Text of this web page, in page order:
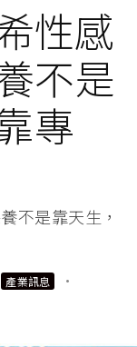
性感
不是
專
不是靠天生，
產業訊息
·